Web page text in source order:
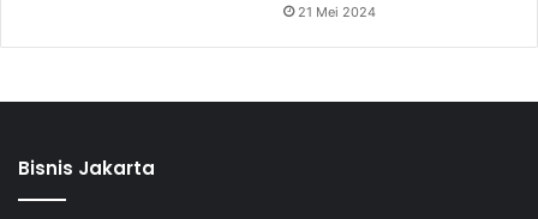
21 Mei 2024
Bisnis Jakarta